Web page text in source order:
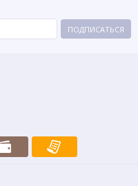
ПОДПИСАТЬСЯ